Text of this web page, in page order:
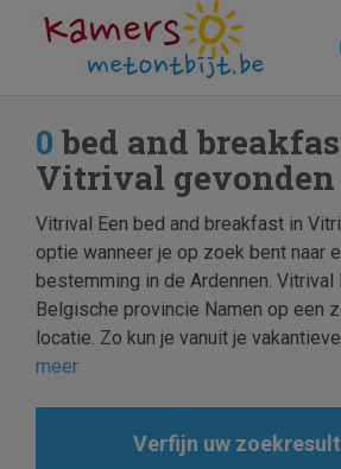
0 bed and
Vitrival gevonden
Vitrival Een bed and breakfast in
optie wanneer je op zoek bent naar
bestemming in de Ardennen. Vitrival
Belgische provincie Namen op een
locatie. Zo kun je vanuit je
meer
Verfijn uw